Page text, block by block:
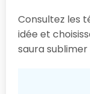
Consultez les
idée et
saura